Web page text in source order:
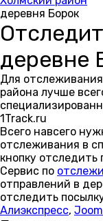
деревня Борок
деревне
Для
района лучше
1Track.ru
Всего навсего
отслеживания в
кнопку отследить
Сервис по
отправлений в
отследить
Алиэкспресс, Joom